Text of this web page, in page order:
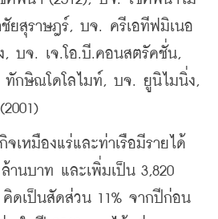
ยสุราษฎร์, บจ. ครีเอทีฟมิเนอ
บจ. เจ.โอ.บี.คอนสตรัคชั่น,
ทักษิณโดโลไมท์, บจ. ยูนิไมนิ่ง,
หมืองแร่และท่าเรือมีรายได้
านบาท และเพิ่มเป็น 3,820
ดเป็นสัดส่วน 11% จากปีก่อน